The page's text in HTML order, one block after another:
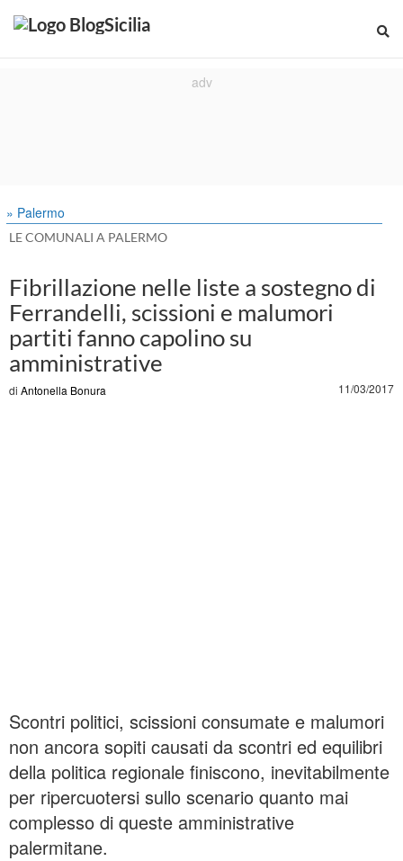
» Palermo
LE COMUNALI A PALERMO
Fibrillazione nelle liste a sostegno di
Ferrandelli, scissioni e malumori
partiti fanno capolino su
amministrative
di Antonella Bonura 11/03/2017
Scontri politici, scissioni consumate e malumori
non ancora sopiti causati da scontri ed equilibri
della politica regionale finiscono, inevitabilmente
per ripercuotersi sullo scenario quanto mai
complesso di queste amministrative
palermitane.